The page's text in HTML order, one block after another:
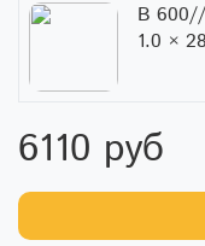
В
1.0 ×
6110 руб